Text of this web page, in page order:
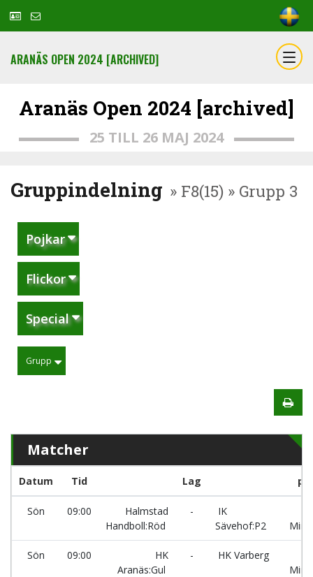
ARANÄS OPEN 2024 [ARCHIVED]
Aranäs Open 2024 [archived]
25 TILL 26 MAJ 2024
Gruppindelning » F8(15) » Grupp 3
Pojkar
Flickor
Special
Grupp
Matcher
Datum Tid Lag
Sön 09:00
Halmstad
Handboll:Röd
-
IK
Sävehof:P2
Sön 09:00
HK
Aranäs:Gul
- HK Varberg